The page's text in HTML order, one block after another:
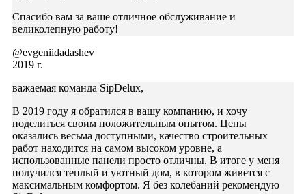
Спасибо вам за ваше отличное обслуживание и
великолепную работу!
@evgeniidadashev
2019 г.
важаемая команда SipDelux,
В 2019 году я обратился в вашу компанию, и хочу
поделиться своим положительным опытом. Цены
оказались весьма доступными, качество строительных
работ находится на самом высоком уровне, а
использованные панели просто отличны. В итоге у меня
получился теплый и уютный дом, в котором живется с
максимальным комфортом. Я без колебаний рекомендую